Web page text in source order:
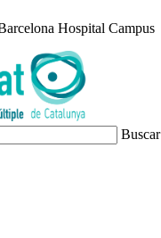
Hospital Campus
Buscar